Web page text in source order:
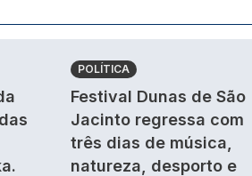
POLÍTICA
Festival Dunas de São
Jacinto regressa com
três dias de música,
natureza, desporto e